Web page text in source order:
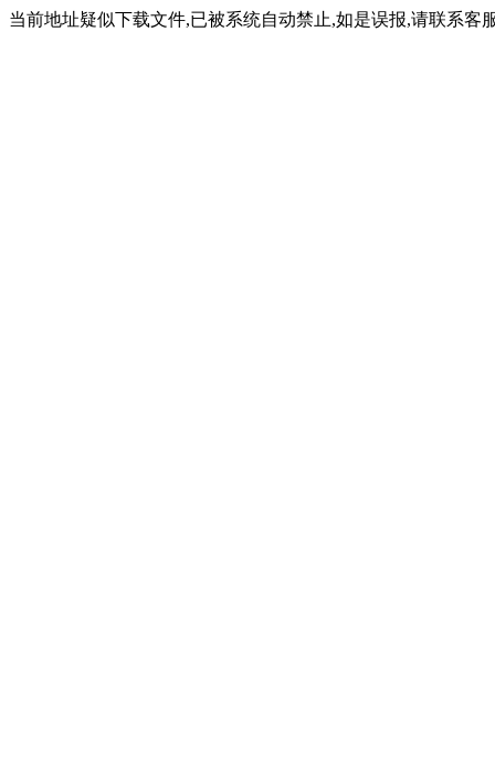
当前地址疑似下载文件,已被系统自动禁止,如是误报,请联系客